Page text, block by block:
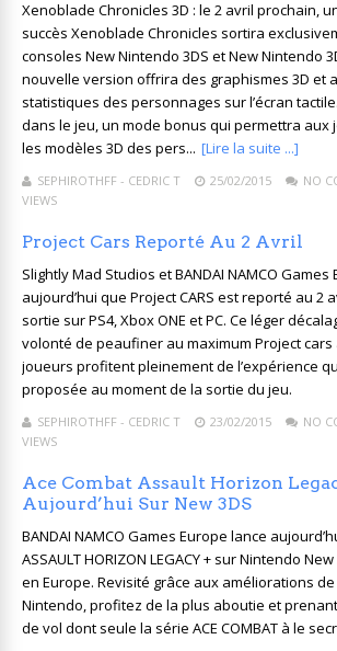
Xenoblade Chronicles 3D : le 2 avril prochain,
succès Xenoblade Chronicles sortira
consoles New Nintendo 3DS et New Nintendo
nouvelle version offrira des graphismes 3D et
statistiques des personnages sur l’écran
dans le jeu, un mode bonus qui permettra aux
les modèles 3D des pers... [Lire la suite ...]
SEPHIROTHFF - CEDRIC T 25/02/2015 NO
VIEWS
Project Cars Reporté Au 2 Avril
Slightly Mad Studios et BANDAI NAMCO
aujourd’hui que Project CARS est reporté au 2
sortie sur PS4, Xbox ONE et PC. Ce léger
volonté de peaufiner au maximum Project
joueurs profitent pleinement de l’expérience
proposée au moment de la sortie du jeu.
SEPHIROTHFF - CEDRIC T 23/02/2015 NO
VIEWS
Ace Combat Assault Horizon
Aujourd’hui Sur New 3DS
BANDAI NAMCO Games Europe lance
ASSAULT HORIZON LEGACY + sur Nintendo
en Europe. Revisité grâce aux améliorations
Nintendo, profitez de la plus aboutie et
de vol dont seule la série ACE COMBAT à le